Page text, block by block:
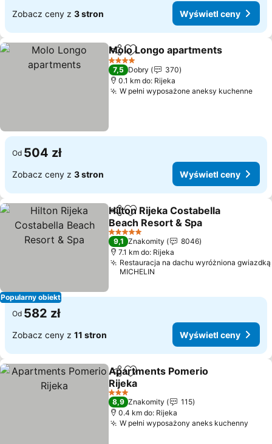
Zobacz ceny z 3 stron Wyświetl ceny
Udostępnij
Dodaj do ulubionych
Molo Longo apartments
4 Kategoria
7,5 Dobry
370
0.1 km do: Rijeka
W pełni wyposażone aneksy kuchenne
Od 504 zł
Zobacz ceny z 3 stron Wyświetl ceny
Popularny obiekt
Udostępnij
Dodaj do ulubionych
Hilton Rijeka Costabella
Beach Resort & Spa
5 Kategoria
9,1 Znakomity
8046
7.1 km do: Rijeka
Restauracja na dachu wyróżniona gwiazdką
MICHELIN
Od 582 zł
Zobacz ceny z 11 stron Wyświetl ceny
UdostępnijDodaj do ulubionych
Apartments Pomerio
Rijeka
3 Kategoria
8,9 Znakomity
115
0.4 km do: Rijeka
W pełni wyposażony aneks kuchenny